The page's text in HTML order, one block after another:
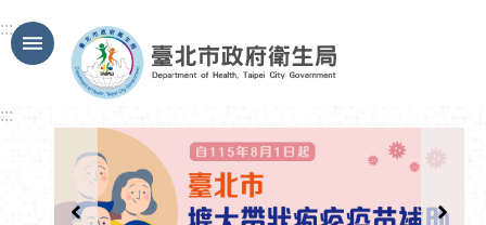
跳到主要內容區塊
:::
:::